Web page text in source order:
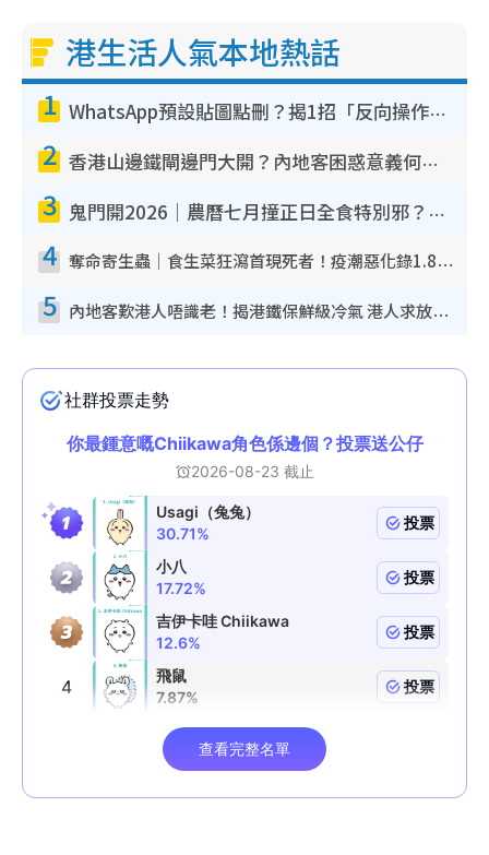
港生活人氣本地熱話
1 WhatsApp預設貼圖點刪？揭1招「反向操作」還原簡潔介面 附3步實測教學
2 香港山邊鐵閘邊門大開？內地客困惑意義何在！網民神回覆：呢種叫法理性防禦
3 鬼門開2026｜農曆七月撞正日全食特別邪？專家警告切忌做一事！揭4大禁忌+2招保平安
4 奪命寄生蟲｜食生菜狂瀉首現死者！疫潮惡化錄1.8萬宗病例 揭洗菜3大謬誤
5 內地客歎港人唔識老！揭港鐵保鮮級冷氣 港人求放過：咪投訴